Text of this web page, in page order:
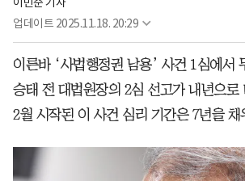
업데이트 2025.11.18. 20:29
이른바 ‘사법행정권 남용’ 사건 1심에서
승태 전 대법원장의 2심 선고가 내년으로
2월 시작된 이 사건 심리 기간은 7년을 채